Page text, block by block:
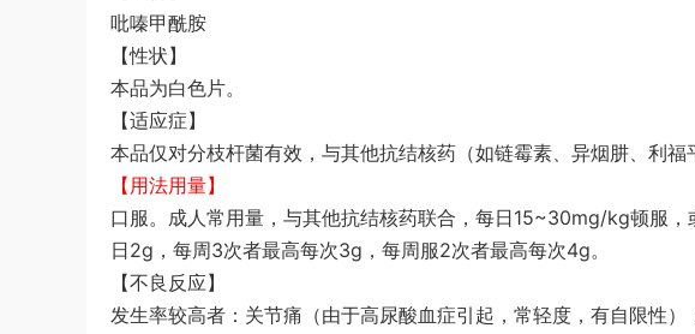
吡嗪甲酰胺
【性状】
本品为白色片。
【适应症】
本品仅对分枝杆菌有效，与其他抗结核药（如链霉素、异烟肼、利福
【用法用量】
口服。成人常用量，与其他抗结核药联合，每日15~30mg/kg顿服
日2g，每周3次者最高每次3g，每周服2次者最高每次4g。
【不良反应】
发生率较高者：关节痛（由于高尿酸血症引起，常轻度，有自限性）